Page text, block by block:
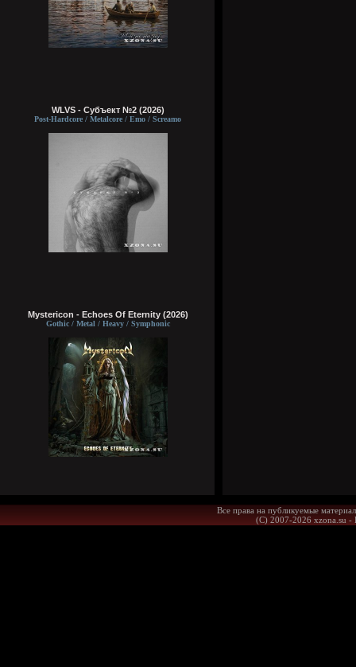
WLVS - Субъект №2 (2026)
Post-Hardcore / Metalcore / Emo / Screamo
Mystericon - Echoes Of Eternity (2026)
Gothic / Metal / Heavy / Symphonic
Все права на публикуемые
(С) 2007-2026 xzona.su -